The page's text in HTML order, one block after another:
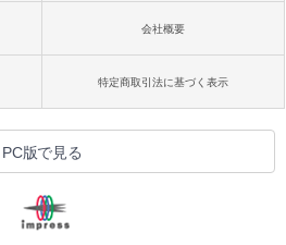
会社概要
特定商取引法に基づく表示
PC版で見る